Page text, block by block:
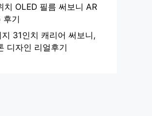
치 OLED 필름 써보니 AR
후기
31인치 캐리어 써보니,
디자인 리얼후기